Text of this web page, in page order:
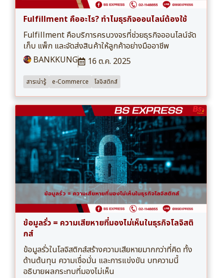
Fulfillment คืออะไร? ทำไมธุรกิจออนไลน์ต้องใช้
Fulfillment คือบริการครบวงจรที่ช่วยธุรกิจออนไลน์จัด
เก็บ แพ็ก และจัดส่งสินค้าให้ลูกค้าอย่างมืออาชีพ
BANKKUNG
16 ต.ค. 2025
สาระน่ารู้ e-Commerce โลจิสติกส์
ข้อมูลรั่ว = ความเสียหายที่มองไม่เห็นในธุรกิจโลจิสติ
กส์
ข้อมูลรั่วในโลจิสติกส์สร้างความเสียหายมากกว่าที่คิด ทั้ง
ด้านต้นทุน ความเชื่อมั่น และการแข่งขัน บทความนี้
อธิบายผลกระทบที่มองไม่เห็น